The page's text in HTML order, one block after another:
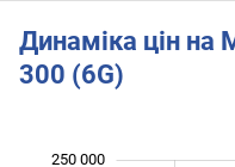
Динаміка цін на
300 (6G)
250 000